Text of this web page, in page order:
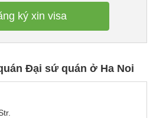
ký xin visa
Đại sứ quán ở Ha Noi